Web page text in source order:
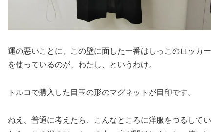
運の悪いことに、この壁に面した一番はしっこのロッカー
を使っているのが、わたし、というわけ。
トルコで購入した目玉の形のマグネットが目印です。
ねえ、普通に考えたら、こんなところに洋服をつるしてい